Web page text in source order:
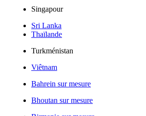
Singapour
Sri Lanka
Thaïlande
Turkménistan
Viêtnam
Bahrein sur mesure
Bhoutan sur mesure